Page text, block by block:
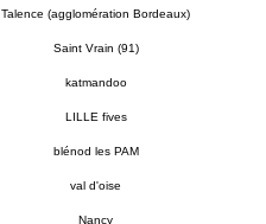
Talence (agglomération Bordeaux)
Saint Vrain (91)
katmandoo
LILLE fives
blénod les PAM
val d'oise
Nancy